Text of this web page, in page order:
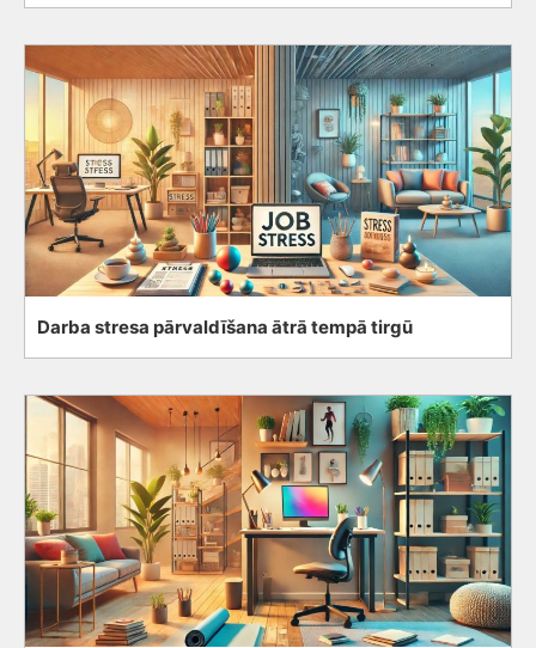
Darba stresa pārvaldīšana ātrā tempā tirgū